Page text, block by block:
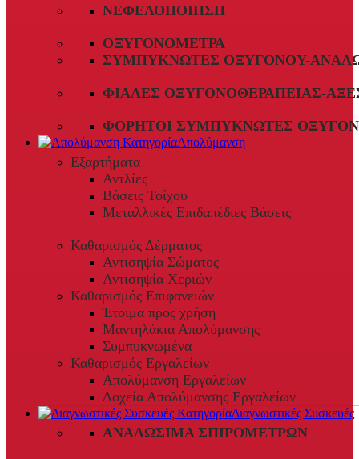
ΝΕΦΕΛΟΠΟΊΗΣΗ
ΟΞΥΓΟΝΌΜΕΤΡΑ
ΣΥΜΠΥΚΝΩΤΈΣ ΟΞΥΓΌΝΟΥ-
ΦΙΆΛΕΣ ΟΞΥΓΟΝΟΘΕΡΑΠΕΊΑΣ-
ΦΟΡΗΤΟΊ ΣΥΜΠΥΚΝΩΤΈΣ
Απολύμανση
Εξαρτήματα
Αντλίες
Βάσεις Τοίχου
Μεταλλικές Επιδαπέδιες Βάσεις
Καθαρισμός Δέρματος
Αντισηψία Σώματος
Αντισηψία Χεριών
Καθαρισμός Επιφανειών
Έτοιμα προς χρήση
Μαντηλάκια Απολύμανσης
Συμπυκνωμένα
Καθαρισμός Εργαλείων
Απολύμανση Εργαλείων
Δοχεία Απολύμανσης Εργαλείων
Διαγνωστικές Συσκευές
ΑΝΑΛΏΣΙΜΑ ΣΠΙΡΟΜΈΤΡΩΝ